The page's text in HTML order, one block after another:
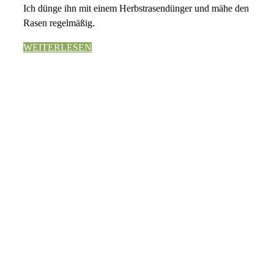
Ich dünge ihn mit einem Herbstrasendünger und mähe den
Rasen regelmäßig.
WEITERLESEN